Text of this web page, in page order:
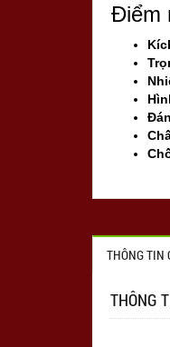
Điểm
THÔNG TIN
THÔNG